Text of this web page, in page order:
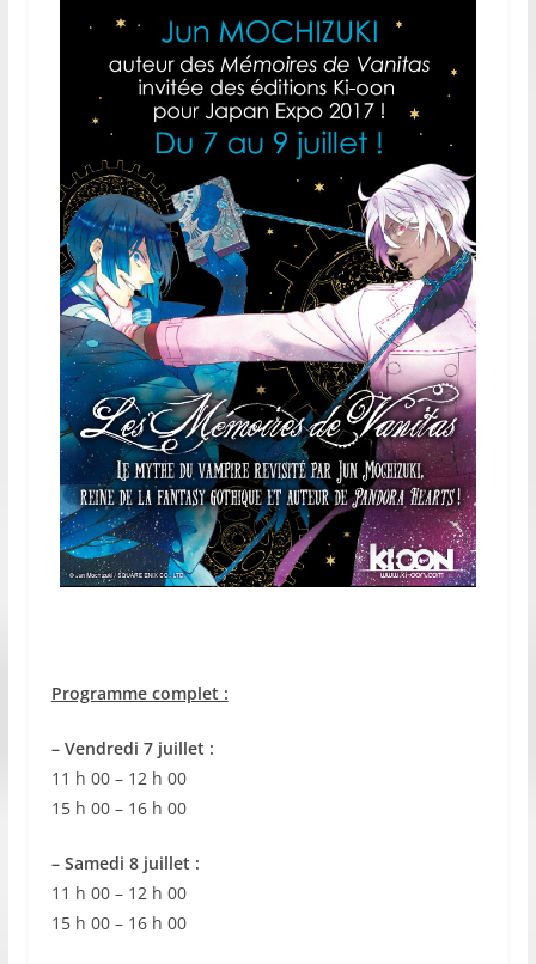
Programme complet :
– Vendredi 7 juillet :
11 h 00 – 12 h 00
15 h 00 – 16 h 00
– Samedi 8 juillet :
11 h 00 – 12 h 00
15 h 00 – 16 h 00